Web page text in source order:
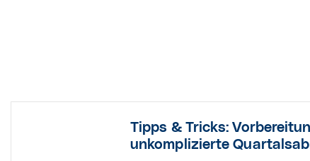
Tipps & Tricks:
unkomplizierte